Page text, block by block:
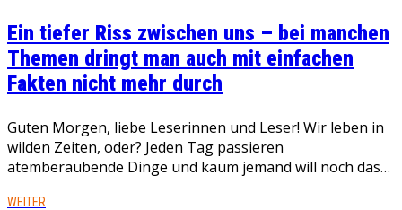
Ein tiefer Riss zwischen uns – bei manchen
Themen dringt man auch mit einfachen
Fakten nicht mehr durch
Guten Morgen, liebe Leserinnen und Leser! Wir leben in
wilden Zeiten, oder? Jeden Tag passieren
atemberaubende Dinge und kaum jemand will noch das…
WEITER